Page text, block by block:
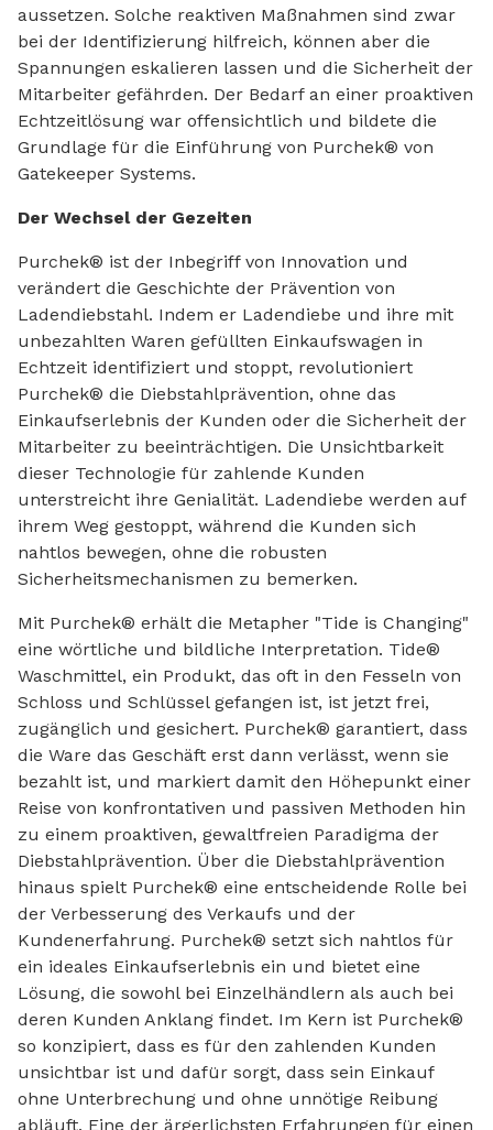
aussetzen. Solche reaktiven Maßnahmen sind zwar
bei der Identifizierung hilfreich, können aber die
Spannungen eskalieren lassen und die Sicherheit der
Mitarbeiter gefährden. Der Bedarf an einer proaktiven
Echtzeitlösung war offensichtlich und bildete die
Grundlage für die Einführung von Purchek® von
Gatekeeper Systems.
Der Wechsel der Gezeiten
Purchek® ist der Inbegriff von Innovation und
verändert die Geschichte der Prävention von
Ladendiebstahl. Indem er Ladendiebe und ihre mit
unbezahlten Waren gefüllten Einkaufswagen in
Echtzeit identifiziert und stoppt, revolutioniert
Purchek® die Diebstahlprävention, ohne das
Einkaufserlebnis der Kunden oder die Sicherheit der
Mitarbeiter zu beeinträchtigen. Die Unsichtbarkeit
dieser Technologie für zahlende Kunden
unterstreicht ihre Genialität. Ladendiebe werden auf
ihrem Weg gestoppt, während die Kunden sich
nahtlos bewegen, ohne die robusten
Sicherheitsmechanismen zu bemerken.
Mit Purchek® erhält die Metapher "Tide is Changing"
eine wörtliche und bildliche Interpretation. Tide®
Waschmittel, ein Produkt, das oft in den Fesseln von
Schloss und Schlüssel gefangen ist, ist jetzt frei,
zugänglich und gesichert. Purchek® garantiert, dass
die Ware das Geschäft erst dann verlässt, wenn sie
bezahlt ist, und markiert damit den Höhepunkt einer
Reise von konfrontativen und passiven Methoden hin
zu einem proaktiven, gewaltfreien Paradigma der
Diebstahlprävention. Über die Diebstahlprävention
hinaus spielt Purchek® eine entscheidende Rolle bei
der Verbesserung des Verkaufs und der
Kundenerfahrung. Purchek® setzt sich nahtlos für
ein ideales Einkaufserlebnis ein und bietet eine
Lösung, die sowohl bei Einzelhändlern als auch bei
deren Kunden Anklang findet. Im Kern ist Purchek®
so konzipiert, dass es für den zahlenden Kunden
unsichtbar ist und dafür sorgt, dass sein Einkauf
ohne Unterbrechung und ohne unnötige Reibung
abläuft. Eine der ärgerlichsten Erfahrungen für einen